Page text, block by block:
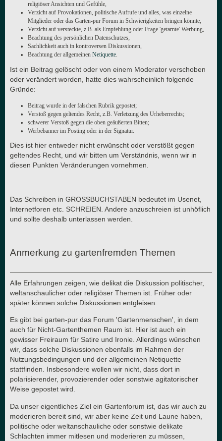
religiöser Ansichten und Gefühle,
Verzicht auf Provokationen, politische Aufrufe und alles, was einzelne
Mitglieder oder das Garten-pur Forum in Schwierigkeiten bringen könnte,
Verzicht auf versteckte, z.B. als Empfehlung oder Frage 'getarnte' Werbung,
Beachtung des persönlichen Datenschutzes,
Sachlichkeit auch in kontroversen Diskussionen,
Beachtung der allgemeinen Netiquette.
Ist ein Beitrag gelöscht oder von einem Moderator verschoben
oder verändert worden, hatte dies wahrscheinlich folgende
Gründe:
Beitrag wurde in der falschen Rubrik gepostet;
Verstoß gegen geltendes Recht, z.B. Verletzung des Urheberrechts;
schwerer Verstoß gegen die oben geäußerten Bitten;
Werbebanner im Posting oder in der Signatur.
Dies ist hier entweder nicht erwünscht oder verstößt gegen
geltendes Recht, und wir bitten um Verständnis, wenn wir in
diesen Punkten Veränderungen vornehmen.
Das Schreiben in GROSSBUCHSTABEN bedeutet im Usenet,
Internetforen etc. SCHREIEN. Andere anzuschreien ist unhöflich
und sollte deshalb unterlassen werden.
Anmerkung zu gartenfremden Themen
Alle Erfahrungen zeigen, wie delikat die Diskussion politischer,
weltanschaulicher oder religiöser Themen ist. Früher oder
später können solche Diskussionen entgleisen.
Es gibt bei garten-pur das Forum 'Gartenmenschen', in dem
auch für Nicht-Gartenthemen Raum ist. Hier ist auch ein
gewisser Freiraum für Satire und Ironie. Allerdings wünschen
wir, dass solche Diskussionen ebenfalls im Rahmen der
Nutzungsbedingungen und der allgemeinen Netiquette
stattfinden. Insbesondere wollen wir nicht, dass dort in
polarisierender, provozierender oder sonstwie agitatorischer
Weise gepostet wird.
Da unser eigentliches Ziel ein Gartenforum ist, das wir auch zu
moderieren bereit sind, wir aber keine Zeit und Laune haben,
politische oder weltanschauliche oder sonstwie delikate
Schlachten immer mitlesen und moderieren zu müssen,